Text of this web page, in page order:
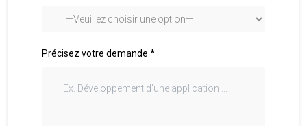
Précisez votre demande *